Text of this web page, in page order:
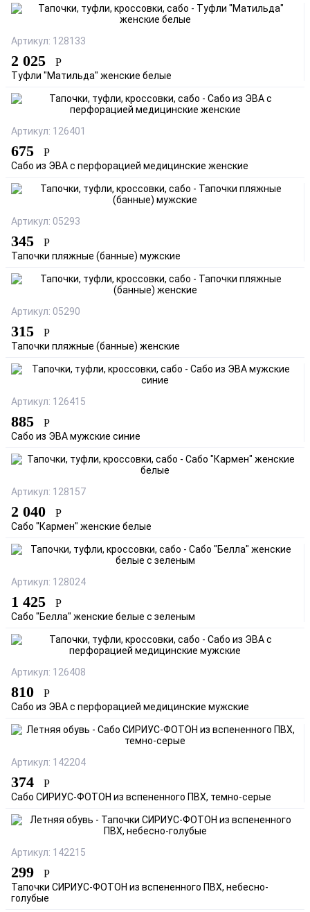
Артикул: 128133
2 025 Р
Туфли "Матильда" женские белые
Артикул: 126401
675 Р
Сабо из ЭВА с перфорацией медицинские женские
Артикул: 05293
345 Р
Тапочки пляжные (банные) мужские
Артикул: 05290
315 Р
Тапочки пляжные (банные) женские
Артикул: 126415
885 Р
Сабо из ЭВА мужские синие
Артикул: 128157
2 040 Р
Сабо "Кармен" женские белые
Артикул: 128024
1 425 Р
Сабо "Белла" женские белые с зеленым
Артикул: 126408
810 Р
Сабо из ЭВА с перфорацией медицинские мужские
Артикул: 142204
374 Р
Сабо СИРИУС-ФОТОН из вспененного ПВХ, темно-серые
Артикул: 142215
299 Р
Тапочки СИРИУС-ФОТОН из вспененного ПВХ, небесно-
голубые